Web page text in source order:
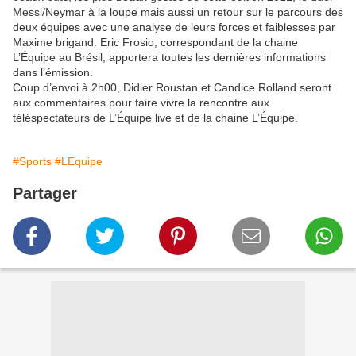
Messi/Neymar à la loupe mais aussi un retour sur le parcours des
deux équipes avec une analyse de leurs forces et faiblesses par
Maxime brigand. Eric Frosio, correspondant de la chaine
L’Équipe au Brésil, apportera toutes les dernières informations
dans l’émission.
Coup d’envoi à 2h00, Didier Roustan et Candice Rolland seront
aux commentaires pour faire vivre la rencontre aux
téléspectateurs de L’Équipe live et de la chaine L’Équipe.
#Sports #LEquipe
Partager